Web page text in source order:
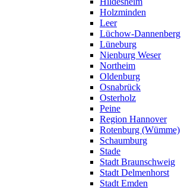
Holzminden
Leer
Lüchow-Dannenberg
Lüneburg
Nienburg Weser
Northeim
Oldenburg
Osnabrück
Osterholz
Peine
Region Hannover
Rotenburg (Wümme)
Schaumburg
Stade
Stadt Braunschweig
Stadt Delmenhorst
Stadt Emden